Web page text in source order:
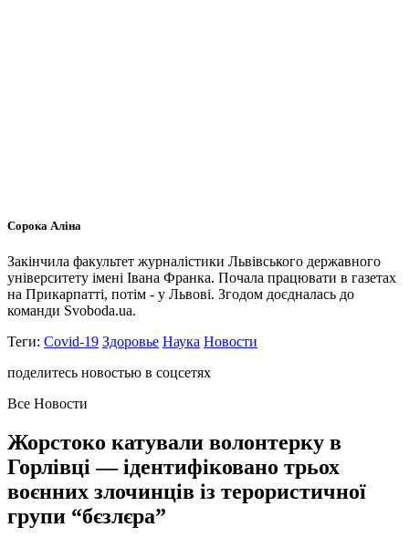
Сорока Аліна
Закінчила факультет журналістики Львівського державного
університету імені Івана Франка. Почала працювати в газетах
на Прикарпатті, потім - у Львові. Згодом доєдналась до
команди Svoboda.ua.
Теги: Covid-19 Здоровье Наука Новости
поделитесь новостью в соцсетях
Все Новости
Жорстоко катували волонтерку в
Горлівці — ідентифіковано трьох
воєнних злочинців із терористичної
групи “бєзлєра”